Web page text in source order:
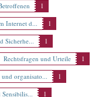
1
Internet d...
1
Sicherhe...
1
Rechtsfragen und Urteile
1
und organisato...
1
1